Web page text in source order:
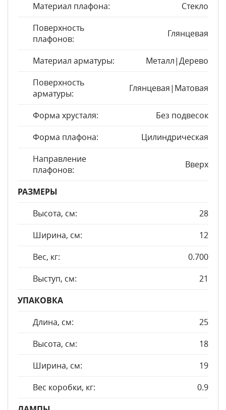
Материал плафона:
Стекло
Поверхность
плафонов:
Глянцевая
Материал арматуры:
Металл|Дерево
Поверхность
арматуры:
Глянцевая|Матовая
Форма хрусталя:
Без подвесок
Форма плафона:
Цилиндрическая
Направление
плафонов:
Вверх
РАЗМЕРЫ
Высота, см:
28
Ширина, см:
12
Вес, кг:
0.700
Выступ, см:
21
УПАКОВКА
Длина, см:
25
Высота, см:
18
Ширина, см:
19
Вес коробки, кг:
0.9